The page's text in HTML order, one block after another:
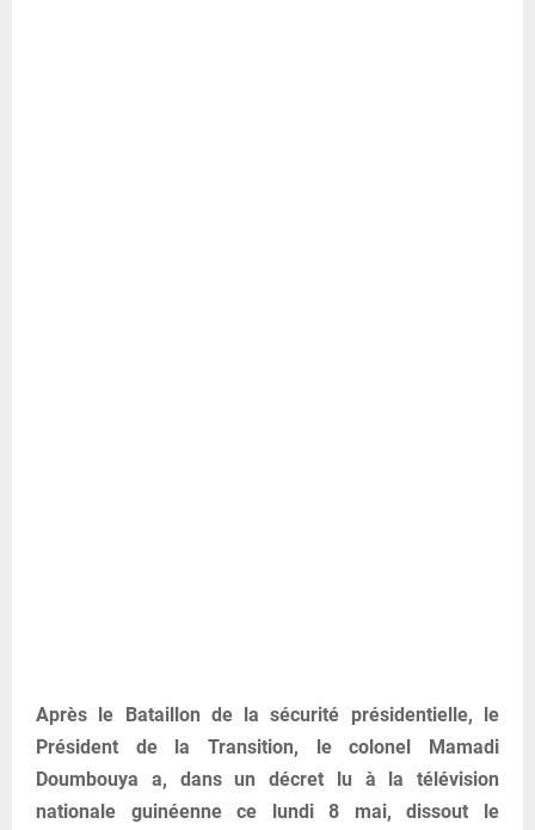
Après le Bataillon de la sécurité présidentielle, le
Président de la Transition, le colonel Mamadi
Doumbouya a, dans un décret lu à la télévision
nationale guinéenne ce lundi 8 mai, dissout le